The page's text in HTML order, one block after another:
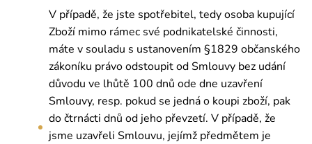
V případě, že jste spotřebitel, tedy osoba kupující
Zboží mimo rámec své podnikatelské činnosti,
máte v souladu s ustanovením §1829 občanského
zákoníku právo odstoupit od Smlouvy bez udání
důvodu ve lhůtě 100 dnů ode dne uzavření
Smlouvy, resp. pokud se jedná o koupi zboží, pak
do čtrnácti dnů od jeho převzetí. V případě, že
jsme uzavřeli Smlouvu, jejímž předmětem je